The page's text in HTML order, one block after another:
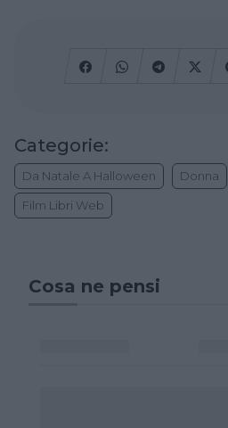
Categorie:
Da Natale A Halloween Donna
Film Libri Web
Cosa ne pensi